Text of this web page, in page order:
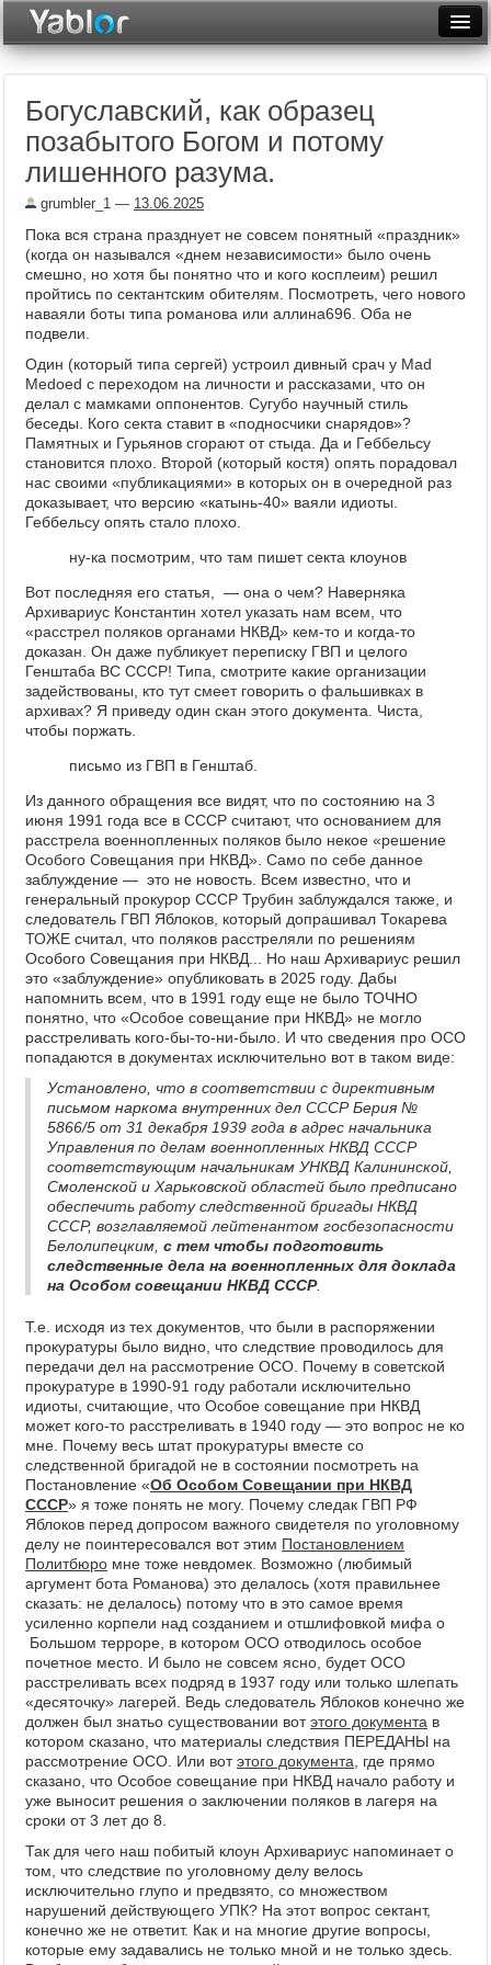
Неделя
Месяц
Архив
Фототоп
Богуславский, как образец
позабытого Богом и потому
лишенного разума.
grumbler_1 — 13.06.2025
Пока вся страна празднует не совсем понятный «праздник»
(когда он назывался «днем независимости» было очень
смешно, но хотя бы понятно что и кого косплеим) решил
пройтись по сектантским обителям. Посмотреть, чего нового
наваяли боты типа романова или аллина696. Оба не
подвели.
Один (который типа сергей) устроил дивный срач у Mad
Меdoed с переходом на личности и рассказами, что он
делал с мамками оппонентов. Сугубо научный стиль
беседы. Кого секта ставит в «подносчики снарядов»?
Памятных и Гурьянов сгорают от стыда. Да и Геббельсу
становится плохо. Второй (который костя) опять порадовал
нас своими «публикациями» в которых он в очередной раз
доказывает, что версию «катынь-40» ваяли идиоты.
Геббельсу опять стало плохо.
ну-ка посмотрим, что там пишет секта клоунов
Вот последняя его статья, — она о чем? Наверняка
Архивариус Константин хотел указать нам всем, что
«расстрел поляков органами НКВД» кем-то и когда-то
доказан. Он даже публикует переписку ГВП и целого
Генштаба ВС СССР! Типа, смотрите какие организации
задействованы, кто тут смеет говорить о фальшивках в
архивах? Я приведу один скан этого документа. Чиста,
чтобы поржать.
письмо из ГВП в Генштаб.
Из данного обращения все видят, что по состоянию на 3
июня 1991 года все в СССР считают, что основанием для
расстрела военнопленных поляков было некое «решение
Особого Совещания при НКВД». Само по себе данное
заблуждение — это не новость. Всем известно, что и
генеральный прокурор СССР Трубин заблуждался также, и
следователь ГВП Яблоков, который допрашивал Токарева
ТОЖЕ считал, что поляков расстреляли по решениям
Особого Совещания при НКВД... Но наш Архивариус решил
это «заблуждение» опубликовать в 2025 году. Дабы
напомнить всем, что в 1991 году еще не было ТОЧНО
понятно, что «Особое совещание при НКВД» не могло
расстреливать кого-бы-то-ни-было. И что сведения про ОСО
попадаются в документах исключительно вот в таком виде:
Установлено, что в соответствии с директивным
письмом наркома внутренних дел СССР Берия №
5866/5 от 31 декабря 1939 года в адрес начальника
Управления по делам военнопленных НКВД СССР
соответствующим начальникам УНКВД Калининской,
Смоленской и Харьковской областей было предписано
обеспечить работу следственной бригады НКВД
СССР, возглавляемой лейтенантом госбезопасности
Белолипецким, с тем чтобы подготовить
следственные дела на военнопленных для доклада
на Особом совещании НКВД СССР.
Т.е. исходя из тех документов, что были в распоряжении
прокуратуры было видно, что следствие проводилось для
передачи дел на рассмотрение ОСО. Почему в советской
прокуратуре в 1990-91 году работали исключительно
идиоты, считающие, что Особое совещание при НКВД
может кого-то расстреливать в 1940 году — это вопрос не ко
мне. Почему весь штат прокуратуры вместе со
следственной бригадой не в состоянии посмотреть на
Постановление «Об Особом Совещании при НКВД
СССР» я тоже понять не могу. Почему следак ГВП РФ
Яблоков перед допросом важного свидетеля по уголовному
делу не поинтересовался вот этим Постановлением
Политбюро мне тоже невдомек. Возможно (любимый
аргумент бота Романова) это делалось (хотя правильнее
сказать: не делалось) потому что в это самое время
усиленно корпели над созданием и отшлифовкой мифа о
Большом терроре, в котором ОСО отводилось особое
почетное место. И было не совсем ясно, будет ОСО
расстреливать всех подряд в 1937 году или только шлепать
«десяточку» лагерей. Ведь следователь Яблоков конечно же
должен был знатьо существовании вотэтого документа в
котором сказано, что материалы следствия ПЕРЕДАНЫ на
рассмотрение ОСО. Или вотэтого документа , где прямо
сказано, что Особое совещание при НКВД начало работу и
уже выносит решения о заключении поляков в лагеря на
сроки от 3 лет до 8.
Так для чего наш побитый клоун Архивариус напоминает о
том, что следствие по уголовному делу велось
исключительно глупо и предвзято, со множеством
нарушений действующего УПК? На этот вопрос сектант,
конечно же не ответит. Как и на многие другие вопросы,
которые ему задавались не только мной и не только здесь.